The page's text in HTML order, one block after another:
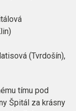
(Tvrdošín),
tímu pod
Špitál za krásny